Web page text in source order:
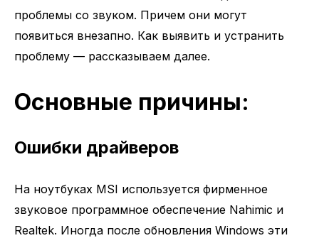
проблемы со звуком. Причем они могут
появиться внезапно. Как выявить и устранить
проблему — рассказываем далее.
Основные причины:
Ошибки драйверов
На ноутбуках MSI используется фирменное
звуковое программное обеспечение Nahimic и
Realtek. Иногда после обновления Windows эти